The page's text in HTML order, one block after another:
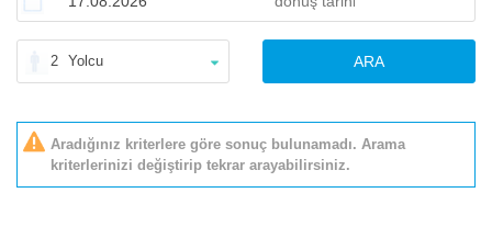
2 Yolcu ARA
Aradığınız kriterlere göre sonuç bulunamadı. Arama
kriterlerinizi değiştirip tekrar arayabilirsiniz.